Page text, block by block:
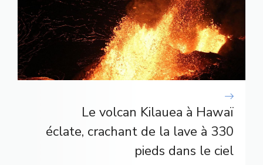
Le volcan Kilauea à Hawaï
éclate, crachant de la lave à 330
pieds dans le ciel